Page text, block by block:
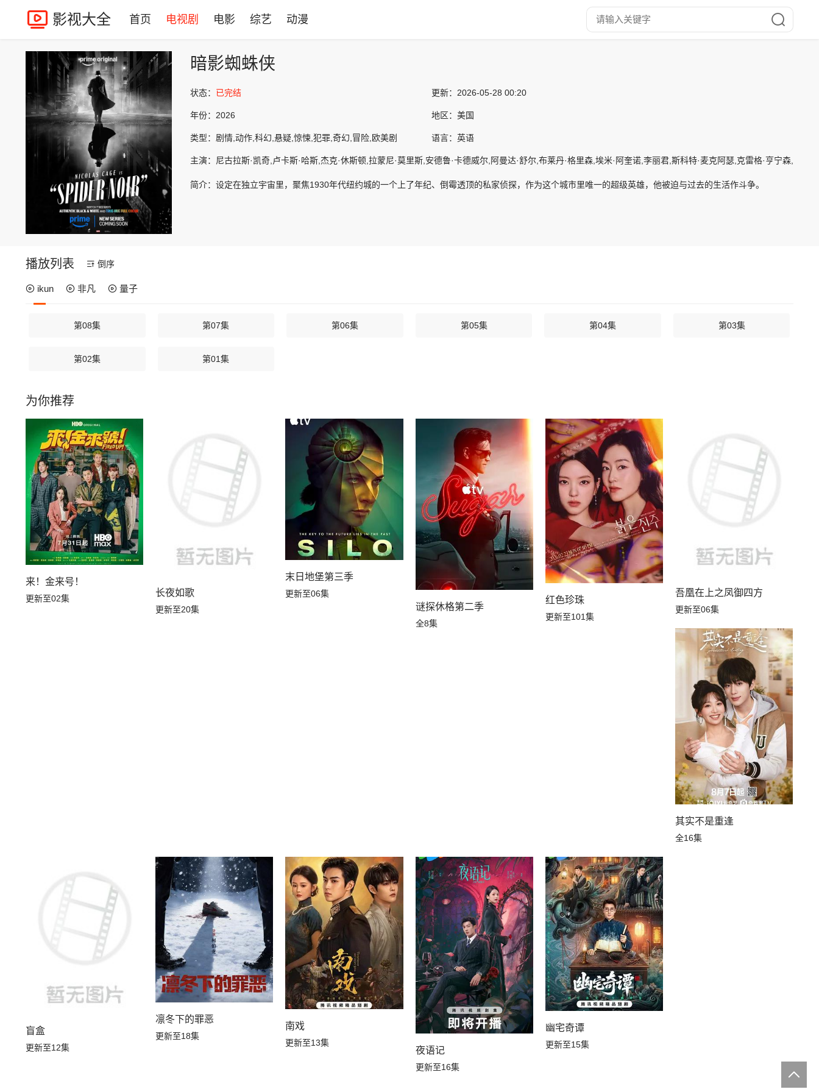
影视大全 首页 电视剧 电影 综艺 动漫
暗影蜘蛛侠
状态： 已完结 更新： 2026-05-28 00:20
年份： 2026 地区： 美国
类型： 剧情,动作,科幻,悬疑,惊悚,犯罪,奇幻,冒险,欧美剧 语言： 英语
主演： 尼古拉斯·凯奇,卢卡斯·哈斯,杰克·休斯顿,拉蒙尼·莫里斯,安德鲁·卡德威尔,阿曼达·舒尔,布莱丹·格里森,埃米·阿奎诺,李丽君,斯科特·麦克阿瑟,克雷格·亨宁森,休
简介： 设定在独立宇宙里，聚焦1930年代纽约城的一个上了年纪、倒霉透顶的私家侦探，作为这个城市里唯一的超级英雄，他被迫与过去的生活作斗争。
播放列表 倒序
ikun 非凡 量子
第08集 第07集 第06集 第05集 第04集 第03集
第02集 第01集
为你推荐
来！金来号！
更新至02集
长夜如歌
更新至20集
末日地堡第三季
更新至06集
谜探休格第二季
全8集
红色珍珠
更新至101集
吾凰在上之凤御四方
更新至06集
其实不是重逢
全16集
盲盒
更新至12集
凛冬下的罪恶
更新至18集
南戏
更新至13集
夜语记
更新至16集
幽宅奇谭
更新至15集